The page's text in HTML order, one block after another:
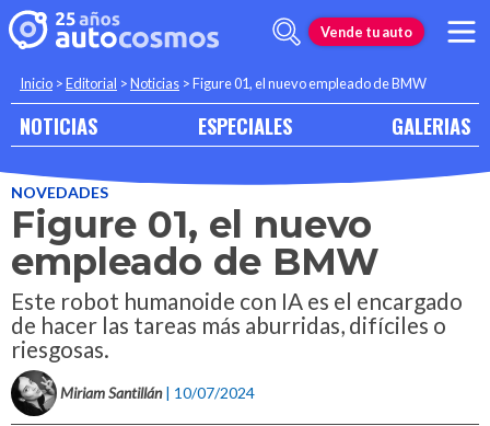
Vende tu auto
Inicio >Editorial >Noticias >Figure 01, el nuevo empleado de BMW
NOTICIAS ESPECIALES GALERIAS
NOVEDADES
Figure 01, el nuevo
empleado de BMW
Este robot humanoide con IA es el encargado
de hacer las tareas más aburridas, difíciles o
riesgosas.
Miriam Santillán | 10/07/2024